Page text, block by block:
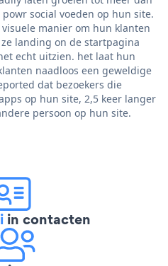
social voeden op hun site.
manier om hun klanten
landing on de startpagina
echt uitzien. het laat hun
naadloos een geweldige
dat bezoekers die
op hun site, 2,5 keer langer
persoon op hun site.
in contacten